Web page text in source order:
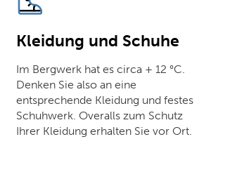
Kleidung und Schuhe
Im Bergwerk hat es circa + 12 °C.
Denken Sie also an eine
entsprechende Kleidung und festes
Schuhwerk. Overalls zum Schutz
Ihrer Kleidung erhalten Sie vor Ort.